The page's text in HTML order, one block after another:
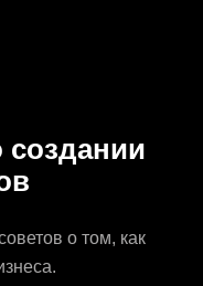
создании
о том, как